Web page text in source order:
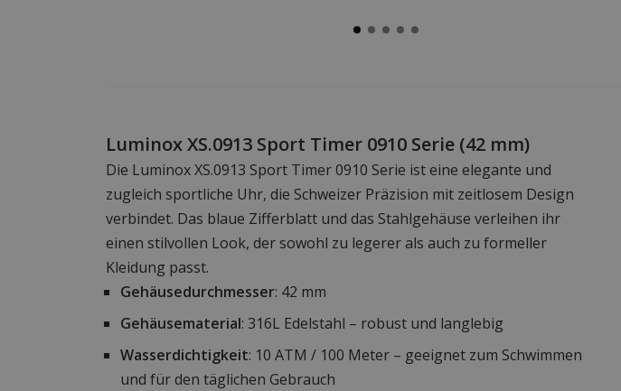
Luminox XS.0913 Sport Timer 0910 Serie (42 mm)
Die Luminox XS.0913 Sport Timer 0910 Serie ist eine elegante und
zugleich sportliche Uhr, die Schweizer Präzision mit zeitlosem Design
verbindet. Das blaue Zifferblatt und das Stahlgehäuse verleihen ihr
einen stilvollen Look, der sowohl zu legerer als auch zu formeller
Kleidung passt.
Gehäusedurchmesser: 42 mm
Gehäusematerial: 316L Edelstahl – robust und langlebig
Wasserdichtigkeit: 10 ATM / 100 Meter – geeignet zum Schwimmen
und für den täglichen Gebrauch